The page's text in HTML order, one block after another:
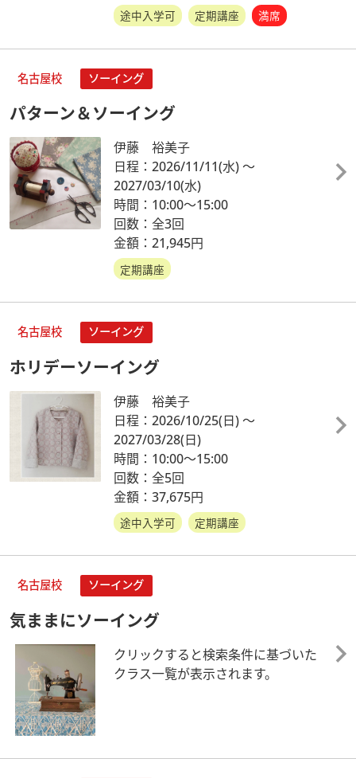
途中入学可 定期講座 満席
名古屋校 ソーイング
パターン＆ソーイング
伊藤 裕美子
日程：2026/11/11(水)～
2027/03/10(水)
時間：10:00～15:00
回数：全3回
金額：21,945円
定期講座
名古屋校 ソーイング
ホリデーソーイング
伊藤 裕美子
日程：2026/10/25(日)～
2027/03/28(日)
時間：10:00～15:00
回数：全5回
金額：37,675円
途中入学可 定期講座
名古屋校 ソーイング
気ままにソーイング
クリックすると検索条件に基づいた
クラス一覧が表示されます。